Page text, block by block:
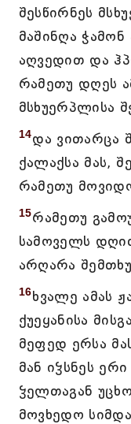
შესწირნეს
მაშინღა
აღვედით და
რამეთუ დღეს
მსხუერპლისა
14და ვითარცა
ქალაქსა მას,
რამეთუ
15რამეთუ
სამოველს
არღარა
16ხვალე ამას
ქუეყანისა
მეფედ ერსა
მან იჴსნეს
ჴელთაგან
მოვხედო